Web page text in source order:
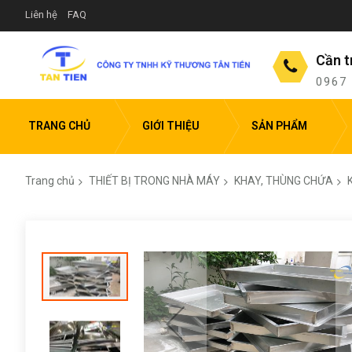
Liên hệ FAQ
Cần
0967
TRANG CHỦ GIỚI THIỆU SẢN PHẨM
Trang chủ THIẾT BỊ TRONG NHÀ MÁY KHAY, THÙNG CHỨA
phần